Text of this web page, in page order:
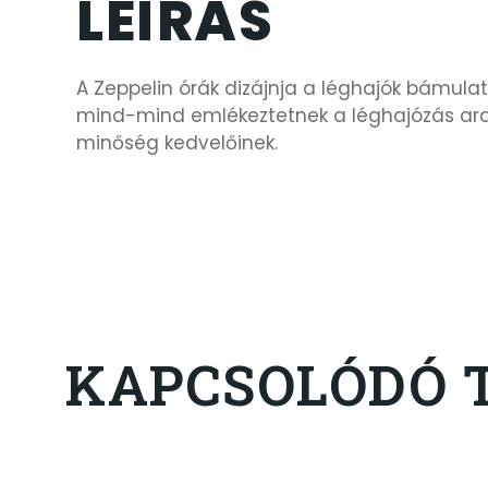
LEÍRÁS
A Zeppelin órák dizájnja a léghajók
mind-mind emlékeztetnek a léghajózás
minőség kedvelőinek.
KAPCSOLÓDÓ